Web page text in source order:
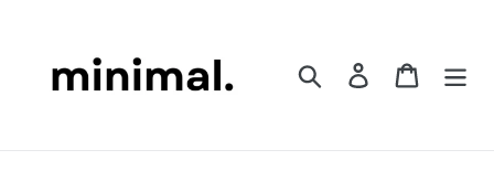
content
Search Log in Cart